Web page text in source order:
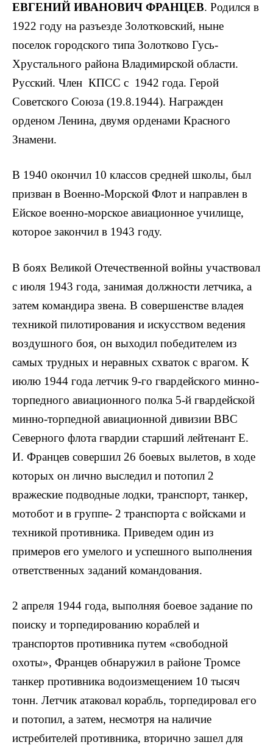
ЕВГЕНИЙ ИВАНОВИЧ ФРАНЦЕВ. Родился в
1922 году на разъезде Золотковский, ныне
поселок городского типа Золотково Гусь-
Хрустального района Владимирской области.
Русский. Член КПСС с 1942 года. Герой
Советского Союза (19.8.1944). Награжден
орденом Ленина, двумя орденами Красного
Знамени.
В 1940 окончил 10 классов средней школы, был
призван в Военно-Морской Флот и направлен в
Ейское военно-морское авиационное учили­ще,
которое закончил в 1943 году.
В боях Великой Отечественной войны участвовал
с июля 1943 года, занимая должности летчика, а
затем командира звена. В совершенстве владея
техникой пилотирования и искусством ведения
воздушного боя, он выходил победителем из
самых трудных и неравных схваток с врагом. К
июлю 1944 года летчик 9-го гвардейского минно-
торпедного авиационного полка 5-й гвардейской
минно-торпедной авиационной дивизии ВВС
Северного флота гвардии старший лейтенант Е.
И. Францев совершил 26 боевых вылетов, в ходе
которых он лично выследил и потопил 2
вражеские под­водные лодки, транспорт, танкер,
мотобот и в группе- 2 транспорта с войсками и
техникой противника. При­ведем один из
примеров его умелого и успешного вы­полнения
ответственных заданий командования.
2 ап­реля 1944 года, выполняя боевое задание по
поиску и торпедированию кораблей и
транспортов противника путем «свободной
охоты», Францев обнаружил в районе Тромсе
танкер противника водоизмещением 10 тысяч
тонн. Летчик атаковал корабль, торпедировал его
и потопил, а затем, несмотря на наличие
истребителей противника, вторично зашел для